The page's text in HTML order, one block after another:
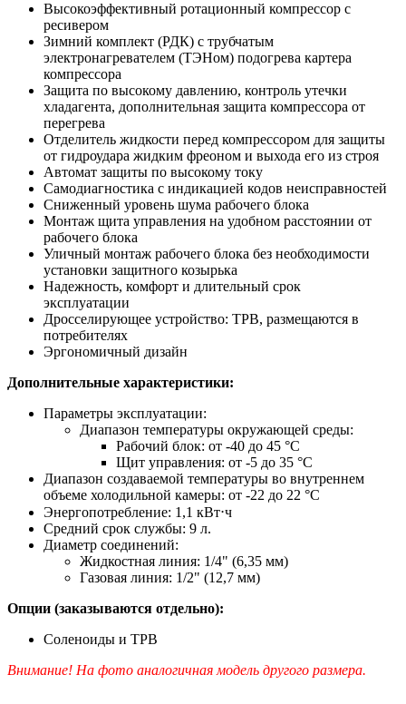
Высокоэффективный ротационный компрессор с
ресивером
Зимний комплект (РДК) с трубчатым
электронагревателем (ТЭНом) подогрева картера
компрессора
Защита по высокому давлению, контроль утечки
хладагента, дополнительная защита компрессора от
перегрева
Отделитель жидкости перед компрессором для защиты
от гидроудара жидким фреоном и выхода его из строя
Автомат защиты по высокому току
Самодиагностика с индикацией кодов неисправностей
Сниженный уровень шума рабочего блока
Монтаж щита управления на удобном расстоянии от
рабочего блока
Уличный монтаж рабочего блока без необходимости
установки защитного козырька
Надежность, комфорт и длительный срок
эксплуатации
Дросселирующее устройство: ТРВ, размещаются в
потребителях
Эргономичный дизайн
Дополнительные характеристики:
Параметры эксплуатации:
Диапазон температуры окружающей среды:
Рабочий блок: от -40 до 45 °С
Щит управления: от -5 до 35 °С
Диапазон создаваемой температуры во внутреннем
объеме холодильной камеры: от -22 до 22 °С
Энергопотребление: 1,1 кВт⋅ч
Средний срок службы: 9 л.
Диаметр соединений:
Жидкостная линия: 1/4" (6,35 мм)
Газовая линия: 1/2" (12,7 мм)
Опции (заказываются отдельно):
Соленоиды и ТРВ
Внимание! На фото аналогичная модель другого размера.